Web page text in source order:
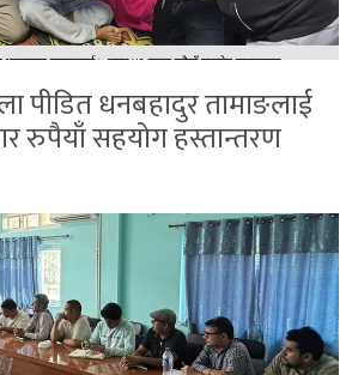
पीडित धनबहादुर तामाङलाई
रुपैयाँ सहयोग हस्तान्तरण